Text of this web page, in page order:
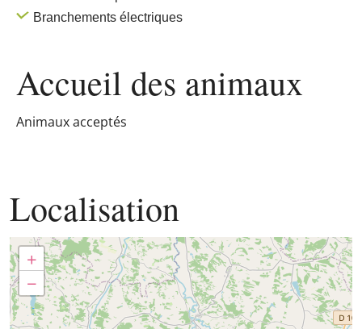
Branchements électriques
Accueil des animaux
Animaux acceptés
Localisation
+
−